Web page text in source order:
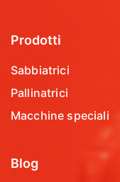
Prodotti
Sabbiatrici
Pallinatrici
Macchine speciali
Blog